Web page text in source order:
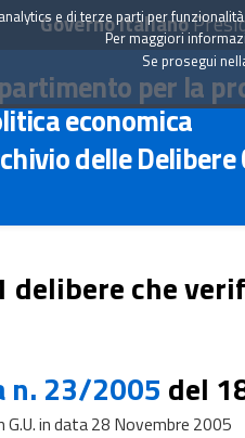
Governo Italiano
per la
economica
delle Delibere
delibere che
n. 23/2005 del
G.U. in data 28 Novembre 2005
e di terze parti per
Per maggiori
Se prosegui